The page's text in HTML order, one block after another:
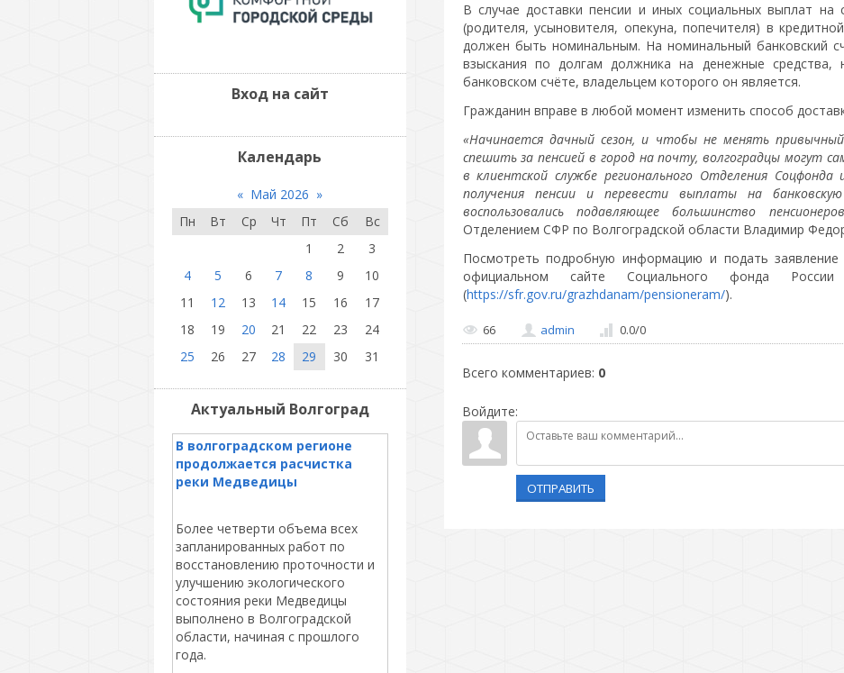
В случае доставки пенсии и иных социальных выплат на
(родителя, усыновителя, опекуна, попечителя) в
должен быть номинальным. На номинальный банковский
взыскания по долгам должника на денежные средства,
банковском счёте, владельцем которого он является.
Гражданин вправе в любой момент изменить способ
«Начинается дачный сезон, и чтобы не менять
спешить за пенсией в город на почту, волгоградцы могут
в клиентской службе регионального Отделения
получения пенсии и перевести выплаты на
воспользовались подавляющее большинство
Отделением СФР по Волгоградской области Владимир
Посмотреть подробную информацию и подать
официальном сайте Социального фонда
(https://sfr.gov.ru/grazhdanam/pensioneram/).
66 admin 0.0/0
Всего комментариев: 0
Войдите:
ОТПРАВИТЬ
Вход на сайт
Календарь
« Май 2026 »
Пн
Вт Ср Чт Пт Сб
Вс
1
2
3
4
5 6 7 8 9
10
11
12 13 14 15 16
17
18
19 20 21 22 23
24
25
26 27 28 29 30 31
Актуальный Волгоград
В волгоградском регионе
продолжается расчистка
реки Медведицы
Более четверти объема всех
запланированных работ по
восстановлению проточности и
улучшению экологического
состояния реки Медведицы
выполнено в Волгоградской
области, начиная с прошлого
года.